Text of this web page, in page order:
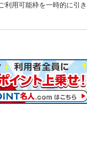
用可能枠を一時的に引き